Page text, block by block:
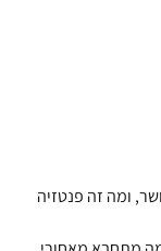
ומה זה פנטזיה